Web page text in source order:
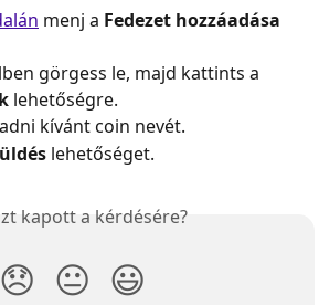
menj a Fedezet hozzáadása
görgess le, majd kattints a
lehetőségre.
kívánt coin nevét.
lehetőséget.
kapott a kérdésére?
😞 😐 😃